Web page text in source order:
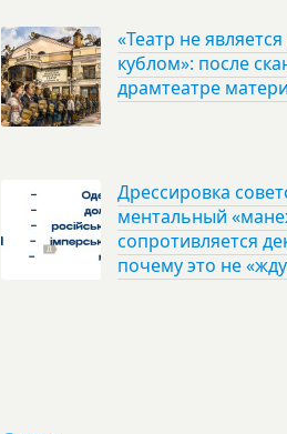
«Театр не
кублом»: после
драмтеатре
Дрессировка
ментальный
сопротивляется
почему это не